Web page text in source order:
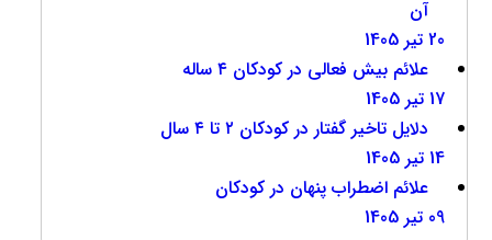
آن
20 تیر 1405
علائم بیش فعالی در کودکان ۴ ساله
17 تیر 1405
دلایل تاخیر گفتار در کودکان ۲ تا ۴ سال
14 تیر 1405
علائم اضطراب پنهان در کودکان
09 تیر 1405